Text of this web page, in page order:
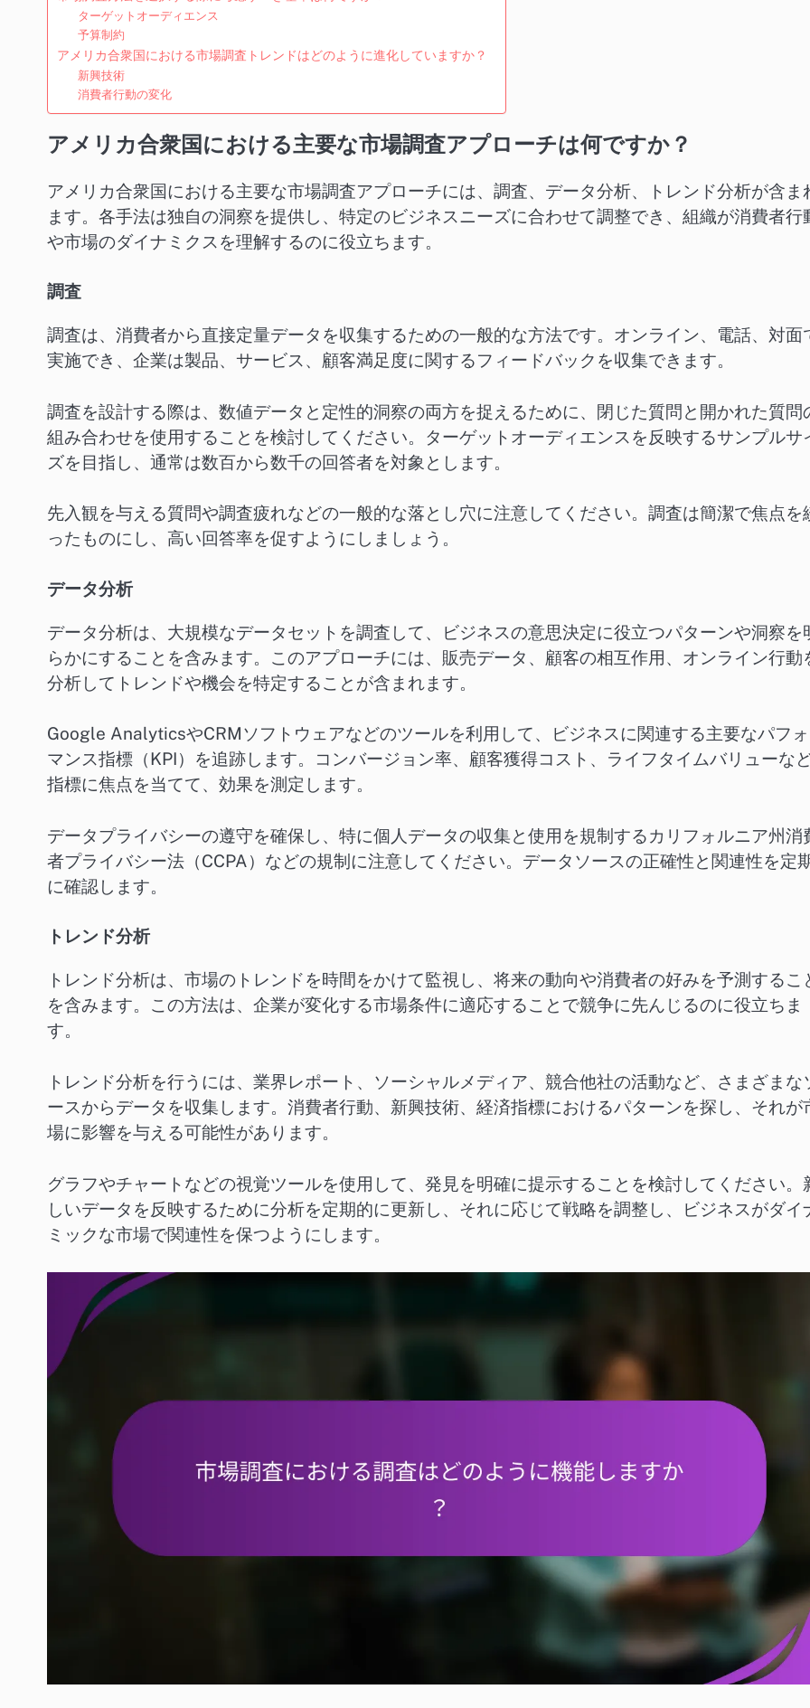
ターゲットオーディエンス
予算制約
アメリカ合衆国における市場調査トレンドはどのように進化していますか？
新興技術
消費者行動の変化
アメリカ合衆国における主要な市場調査アプローチは何ですか？
アメリカ合衆国における主要な市場調査アプローチには、調査、データ分析、トレンド分析が含ま
ます。各手法は独自の洞察を提供し、特定のビジネスニーズに合わせて調整でき、組織が消費者行
や市場のダイナミクスを理解するのに役立ちます。
調査
調査は、消費者から直接定量データを収集するための一般的な方法です。オンライン、電話、対面
実施でき、企業は製品、サービス、顧客満足度に関するフィードバックを収集できます。
調査を設計する際は、数値データと定性的洞察の両方を捉えるために、閉じた質問と開かれた質問
組み合わせを使用することを検討してください。ターゲットオーディエンスを反映するサンプルサ
ズを目指し、通常は数百から数千の回答者を対象とします。
先入観を与える質問や調査疲れなどの一般的な落とし穴に注意してください。調査は簡潔で焦点を
ったものにし、高い回答率を促すようにしましょう。
データ分析
データ分析は、大規模なデータセットを調査して、ビジネスの意思決定に役立つパターンや洞察を
らかにすることを含みます。このアプローチには、販売データ、顧客の相互作用、オンライン行動
分析してトレンドや機会を特定することが含まれます。
Google AnalyticsやCRMソフトウェアなどのツールを利用して、ビジネスに関連する主要なパフ
マンス指標（KPI）を追跡します。コンバージョン率、顧客獲得コスト、ライフタイムバリューな
指標に焦点を当てて、効果を測定します。
データプライバシーの遵守を確保し、特に個人データの収集と使用を規制するカリフォルニア州消
者プライバシー法（CCPA）などの規制に注意してください。データソースの正確性と関連性を定
に確認します。
トレンド分析
トレンド分析は、市場のトレンドを時間をかけて監視し、将来の動向や消費者の好みを予測するこ
を含みます。この方法は、企業が変化する市場条件に適応することで競争に先んじるのに役立ちま
す。
トレンド分析を行うには、業界レポート、ソーシャルメディア、競合他社の活動など、さまざまな
ースからデータを収集します。消費者行動、新興技術、経済指標におけるパターンを探し、それが
場に影響を与える可能性があります。
グラフやチャートなどの視覚ツールを使用して、発見を明確に提示することを検討してください。
しいデータを反映するために分析を定期的に更新し、それに応じて戦略を調整し、ビジネスがダイ
ミックな市場で関連性を保つようにします。